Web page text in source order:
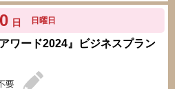
日 日曜日
ワード2024』ビジネスプラン